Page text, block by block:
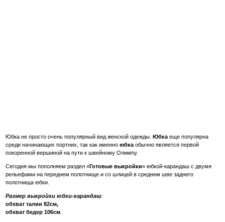
Юбка не просто очень популярный вид женской одежды. Юбка еще популярна
среди начинающих портних, так как именноюбка обычно является первой
покоренной вершиной на пути к швейному Олимпу.
Сегодня мы пополняем раздел «Готовые выкройки» юбкой-карандаш с двумя
рельефами на переднем полотнище и со шлицей в среднем шве заднего
полотнища юбки.
Размер выкройки юбки-карандаш:
обхват талии 82см,
обхват бедер 106см